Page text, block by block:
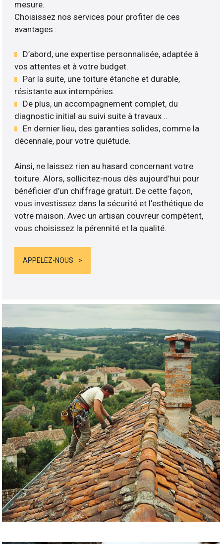
mesure.
Choisissez nos services pour profiter de ces
avantages :
D’abord, une expertise personnalisée, adaptée à
vos attentes et à votre budget.
Par la suite, une toiture étanche et durable,
résistante aux intempéries.
De plus, un accompagnement complet, du
diagnostic initial au suivi suite à travaux ..
En dernier lieu, des garanties solides, comme la
décennale, pour votre quiétude.
Ainsi, ne laissez rien au hasard concernant votre
toiture. Alors, sollicitez-nous dès aujourd’hui pour
bénéficier d’un chiffrage gratuit. De cette façon,
vous investissez dans la sécurité et l’esthétique de
votre maison. Avec un artisan couvreur compétent,
vous choisissez la pérennité et la qualité.
APPELEZ-NOUS